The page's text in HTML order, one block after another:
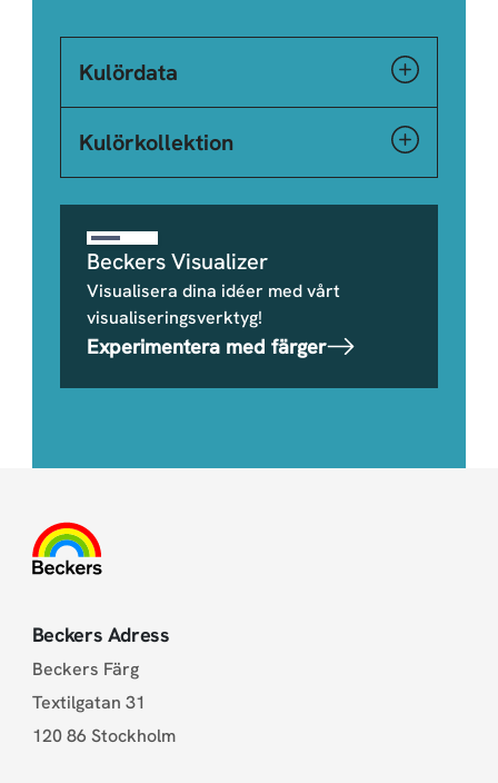
Kulördata
Kulörkollektion
Beckers Visualizer
Visualisera dina idéer med vårt
visualiseringsverktyg!
Experimentera med färger
Beckers Adress
Beckers Färg
Textilgatan 31
120 86 Stockholm